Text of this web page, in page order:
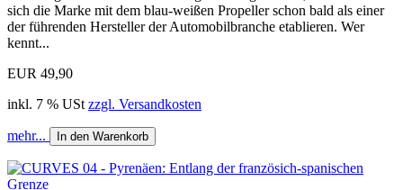
sich die Marke mit dem blau-weißen Propeller schon bald als einer
der führenden Hersteller der Automobilbranche etablieren. Wer
kennt...
EUR 49,90
inkl. 7 % USt zzgl. Versandkosten
mehr... In den Warenkorb